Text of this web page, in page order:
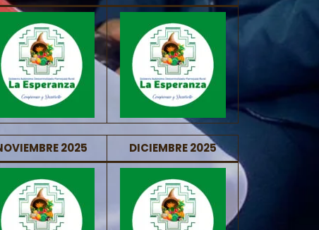
2025 DICIEMBRE 2025